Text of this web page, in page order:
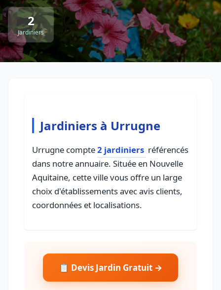
2
Jardiniers
Jardiniers à Urrugne
Urrugne compte2 jardiniers référencés
dans notre annuaire. Située en Nouvelle
Aquitaine, cette ville vous offre un large
choix d'établissements avec avis clients,
coordonnées et localisations.
📋 Devis Jardin Gratuit →